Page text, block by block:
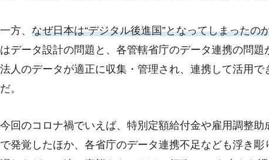
一方、 なぜ日本は“デジタル後進国”となってしまったの
はデータ設計の問題と、各管轄省庁のデータ連携の問
法人のデータが適正に収集・管理され、連携して活用
だ。
今回のコロナ禍でいえば、特別定額給付金や雇用調整
で発覚したほか、各省庁のデータ連携不足なども浮き